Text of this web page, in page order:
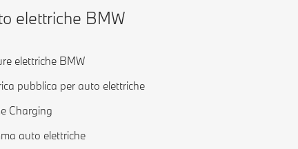
elettriche BMW
elettriche BMW
pubblica per auto elettriche
Charging
auto elettriche